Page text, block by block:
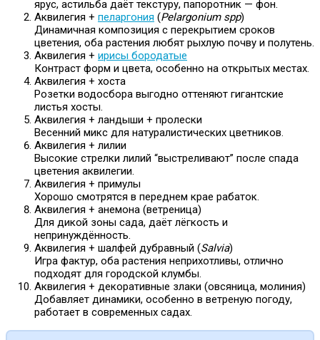
ярус, астильба даёт текстуру, папоротник — фон.
Аквилегия + пеларгония (Pelargonium spp)
Динамичная композиция с перекрытием сроков
цветения, оба растения любят рыхлую почву и полутень.
Аквилегия + ирисы бородатые
Контраст форм и цвета, особенно на открытых местах.
Аквилегия + хоста
Розетки водосбора выгодно оттеняют гигантские
листья хосты.
Аквилегия + ландыши + пролески
Весенний микс для натуралистических цветников.
Аквилегия + лилии
Высокие стрелки лилий “выстреливают” после спада
цветения аквилегии.
Аквилегия + примулы
Хорошо смотрятся в переднем крае рабаток.
Аквилегия + анемона (ветреница)
Для дикой зоны сада, даёт лёгкость и
непринуждённость.
Аквилегия + шалфей дубравный (Salvia)
Игра фактур, оба растения неприхотливы, отлично
подходят для городской клумбы.
Аквилегия + декоративные злаки (овсяница, молиния)
Добавляет динамики, особенно в ветреную погоду,
работает в современных садах.